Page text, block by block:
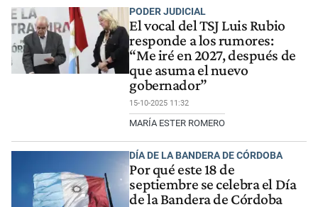
PODER JUDICIAL
El vocal del TSJ Luis Rubio
responde a los rumores:
“Me iré en 2027, después de
que asuma el nuevo
gobernador”
15-10-2025 11:32
MARÍA ESTER ROMERO
DÍA DE LA BANDERA DE CÓRDOBA
Por qué este 18 de
septiembre se celebra el Día
de la Bandera de Córdoba